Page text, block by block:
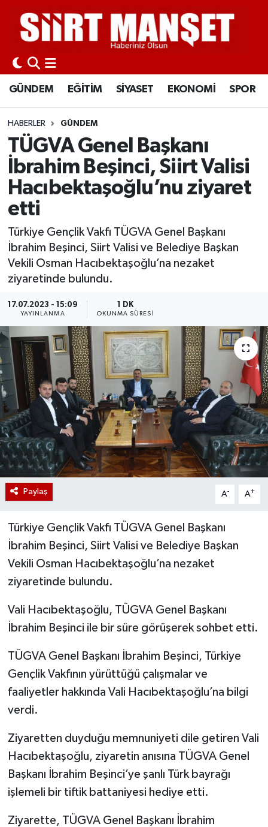
GÜNDEM EĞİTİM SİYASET EKONOMİ SPOR
HABERLER GÜNDEM
TÜGVA Genel Başkanı
İbrahim Beşinci, Siirt Valisi
Hacıbektaşoğlu’nu ziyaret
etti
Türkiye Gençlik Vakfı TÜGVA Genel Başkanı
İbrahim Beşinci, Siirt Valisi ve Belediye Başkan
Vekili Osman Hacıbektaşoğlu’na nezaket
ziyaretinde bulundu.
17.07.2023 - 15:09
YAYINLANMA
1 DK
OKUNMA SÜRESI
Paylaş A- A+
Türkiye Gençlik Vakfı TÜGVA Genel Başkanı
İbrahim Beşinci, Siirt Valisi ve Belediye Başkan
Vekili Osman Hacıbektaşoğlu’na nezaket
ziyaretinde bulundu.
Vali Hacıbektaşoğlu, TÜGVA Genel Başkanı
İbrahim Beşinci ile bir süre görüşerek sohbet etti.
TÜGVA Genel Başkanı İbrahim Beşinci, Türkiye
Gençlik Vakfının yürüttüğü çalışmalar ve
faaliyetler hakkında Vali Hacıbektaşoğlu’na bilgi
verdi.
Ziyaretten duyduğu memnuniyeti dile getiren Vali
Hacıbektaşoğlu, ziyaretin anısına TÜGVA Genel
Başkanı İbrahim Beşinci’ye şanlı Türk bayrağı
işlemeli bir tiftik battaniyesi hediye etti.
Ziyarette, TÜGVA Genel Başkanı İbrahim
GÜNDEM
EĞİTİM
SİYASET
EKONOMİ
SPOR
İLÇELER
KÜLTÜR-SANAT
SAĞLIK-YAŞAM
Siirt Nöbetçi Eczaneler
Siirt Hava Durumu
Siirt Namaz Vakitleri
Siirt Trafik Yoğunluk Haritası
Süper Lig Puan Durumu ve Fikstür
Tüm Manşetler
Son Dakika Haberleri
Haber Arşivi